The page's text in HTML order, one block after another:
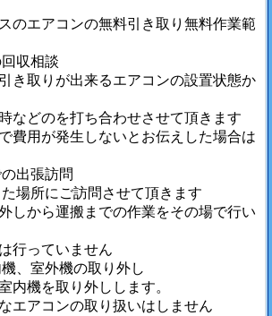
のエアコンの無料引き取り無料作業範
収相談
き取りが出来るエアコンの設置状態か
などのを打ち合わせさせて頂きます
費用が発生しないとお伝えした場合は
出張訪問
場所にご訪問させて頂きます
しから運搬までの作業をその場で行い
行っていません
、室外機の取り外し
内機を取り外しします。
エアコンの取り扱いはしません